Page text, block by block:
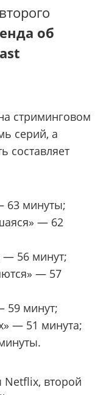
об
стриминговом
серий, а
составляет
63 минуты;
— 62
— 56 минут;
— 57
59 минут;
— 51 минута;
Netflix, второй